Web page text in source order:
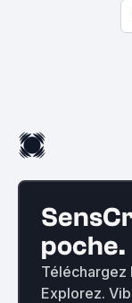
poche.
Téléchargez
Explorez.